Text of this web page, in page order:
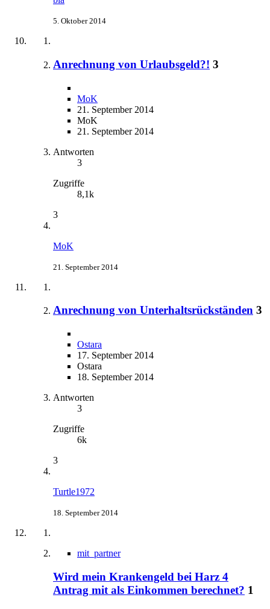
5. Oktober 2014
Anrechnung von Urlaubsgeld?! 3
MoK
21. September 2014
MoK
21. September 2014
Antworten
3
Zugriffe
8,1k
3
MoK
21. September 2014
Anrechnung von Unterhaltsrückständen 3
Ostara
17. September 2014
Ostara
18. September 2014
Antworten
3
Zugriffe
6k
3
Turtle1972
18. September 2014
mit_partner
Wird mein Krankengeld bei Harz 4
Antrag mit als Einkommen berechnet? 1